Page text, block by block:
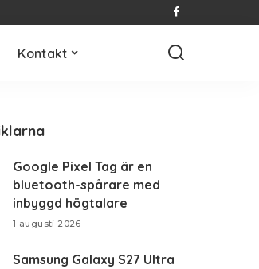
Kontakt
Google Pixel Tag är en
bluetooth-spårare med
inbyggd högtalare
1 augusti 2026
Samsung Galaxy S27 Ultra